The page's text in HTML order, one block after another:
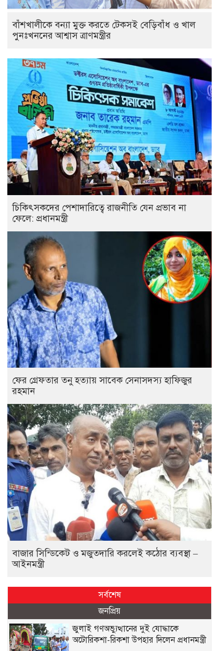
বাঁশখালীকে বন্যা মুক্ত করতে টেকসই বেড়িবাঁধ ও খাল
পুনঃখননের আশ্বাস ত্রাণমন্ত্রীর
চিকিৎসকদের পেশাদারিত্বে রাজনীতি যেন প্রভাব না
ফেলে: প্রধানমন্ত্রী
ফের গ্রেফতার তনু হত্যায় সাবেক সেনাসদস্য হাফিজুর
রহমান
বাজার সিন্ডিকেট ও মজুতদারি করলেই কঠোর ব্যবস্থা –
আইনমন্ত্রী
সর্বশেষ
জনপ্রিয়
জুলাই গণঅভ্যুত্থানের দুই যোদ্ধাকে
অটোরিকশা-রিকশা উপহার দিলেন প্রধানমন্ত্রী